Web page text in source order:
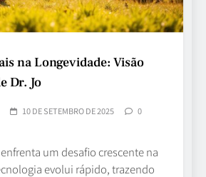
na Longevidade: Visão
Dr. Jo
10 DE SETEMBRO DE 2025
0
um desafio crescente na
evolui rápido, trazendo